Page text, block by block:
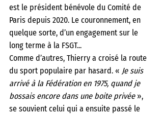
est le président bénévole du Comité de
Paris depuis 2020. Le couronnement, en
quelque sorte, d’un engagement sur le
long terme à la FSGT...
Comme d’autres, Thierry a croisé la route
du sport populaire par hasard. « Je suis
arrivé à la Fédération en 1975, quand je
bossais encore dans une boite privée »,
se souvient celui qui a ensuite passé le